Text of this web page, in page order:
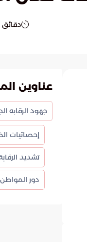
دقائق
عناوين
إحصائيات
تشديد
دور المواطن